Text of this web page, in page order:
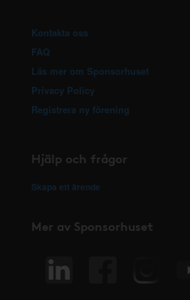
Kontakta oss
FAQ
Läs mer om Sponsorhuset
Privacy Policy
Registrera ny förening
Hjälp och frågor
Skapa ett ärende
Mer av Sponsorhuset